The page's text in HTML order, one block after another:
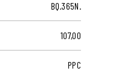
BQ.365N.
107,00
PPC